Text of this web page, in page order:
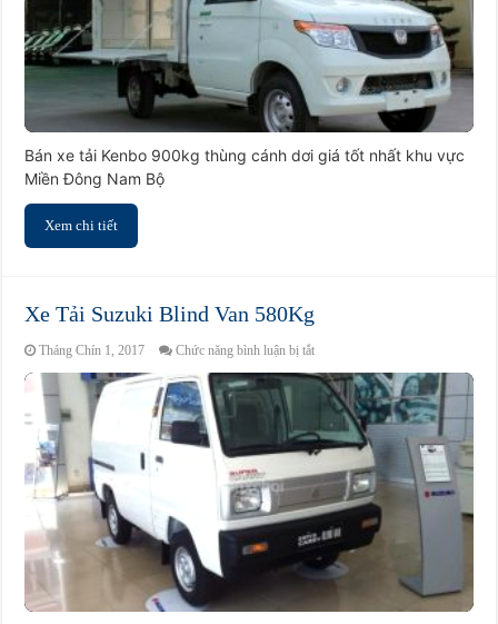
Bán xe tải Kenbo 900kg thùng cánh dơi giá tốt nhất khu vực
Miền Đông Nam Bộ
Xem chi tiết
Xe Tải Suzuki Blind Van 580Kg
Tháng Chín 1, 2017 Chức năng bình luận bị tắtở
Xe
Tải
Suzuki
Blind
Van
580Kg